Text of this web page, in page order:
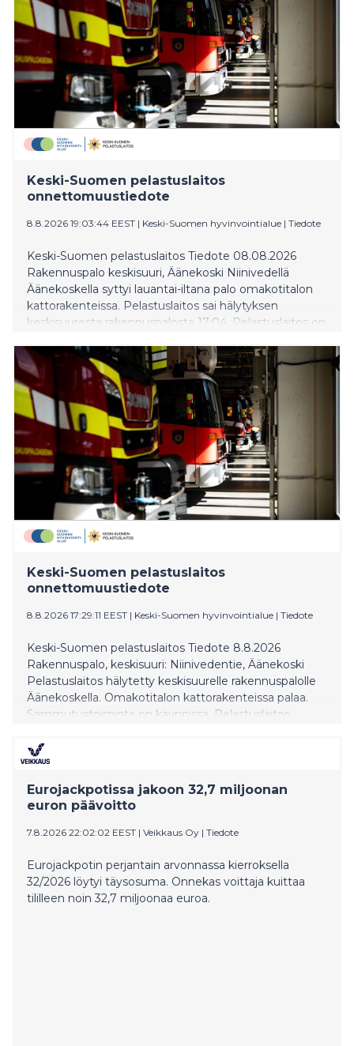
Keski-Suomen pelastuslaitos
onnettomuustiedote
8.8.2026 19:03:44 EEST | Keski-Suomen hyvinvointialue | Tiedote
Keski-Suomen pelastuslaitos Tiedote 08.08.2026
Rakennuspalo keskisuuri, Äänekoski Niinivedellä
Äänekoskella syttyi lauantai-iltana palo omakotitalon
kattorakenteissa. Pelastuslaitos sai hälytyksen
keskisuuresta rakennuspalosta 17:04. Pelastuslaitos on
edelleen. Palossa ei ole henkilövahinkoja. Savu – ja
vesivahingot rakennuksessa ovat kohtalaiset.
Jälkisammutustyöt jatkuvat toistaiseksi eikä palosta
ole vaaraa muille asukkaille.
Keski-Suomen pelastuslaitos
onnettomuustiedote
8.8.2026 17:29:11 EEST | Keski-Suomen hyvinvointialue | Tiedote
Keski-Suomen pelastuslaitos Tiedote 8.8.2026
Rakennuspalo, keskisuuri: Niinivedentie, Äänekoski
Pelastuslaitos hälytetty keskisuurelle rakennuspalolle
Äänekoskella. Omakotitalon kattorakenteissa palaa.
Sammutustoiminta on käynnissä. Pelastuslaitos
Eurojackpotissa jakoon 32,7 miljoonan
euron päävoitto
7.8.2026 22:02:02 EEST | Veikkaus Oy | Tiedote
Eurojackpotin perjantain arvonnassa kierroksella
32/2026 löytyi täysosuma. Onnekas voittaja kuittaa
tililleen noin 32,7 miljoonaa euroa.